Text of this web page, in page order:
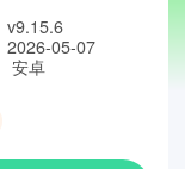
v9.15.6
2026-05-07
安卓